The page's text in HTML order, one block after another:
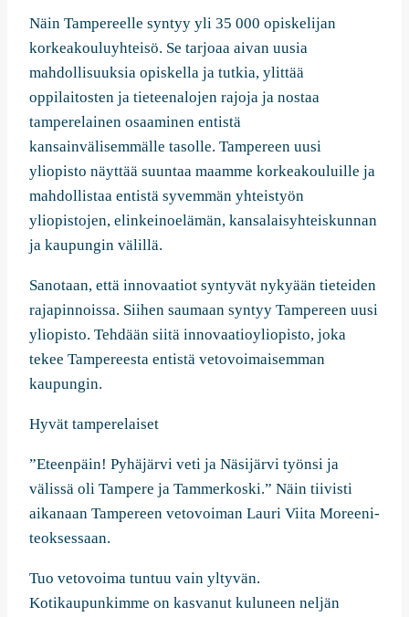
Näin Tampereelle syntyy yli 35 000 opiskelijan
korkeakouluyhteisö. Se tarjoaa aivan uusia
mahdollisuuksia opiskella ja tutkia, ylittää
oppilaitosten ja tieteenalojen rajoja ja nostaa
tamperelainen osaaminen entistä
kansainvälisemmälle tasolle. Tampereen uusi
yliopisto näyttää suuntaa maamme korkeakouluille ja
mahdollistaa entistä syvemmän yhteistyön
yliopistojen, elinkeinoelämän, kansalaisyhteiskunnan
ja kaupungin välillä.
Sanotaan, että innovaatiot syntyvät nykyään tieteiden
rajapinnoissa. Siihen saumaan syntyy Tampereen uusi
yliopisto. Tehdään siitä innovaatioyliopisto, joka
tekee Tampereesta entistä vetovoimaisemman
kaupungin.
Hyvät tamperelaiset
”Eteenpäin! Pyhäjärvi veti ja Näsijärvi työnsi ja
välissä oli Tampere ja Tammerkoski.” Näin tiivisti
aikanaan Tampereen vetovoiman Lauri Viita Moreeni-
teoksessaan.
Tuo vetovoima tuntuu vain yltyvän.
Kotikaupunkimme on kasvanut kuluneen neljän